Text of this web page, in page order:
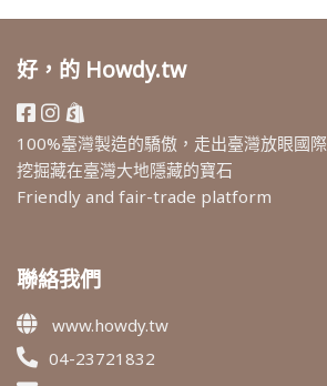
好，的 Howdy.tw
100%臺灣製造的驕傲，走出臺灣放眼國際
挖掘藏在臺灣大地隱藏的寶石
Friendly and fair-trade platform
聯絡我們
www.howdy.tw
04-23721832